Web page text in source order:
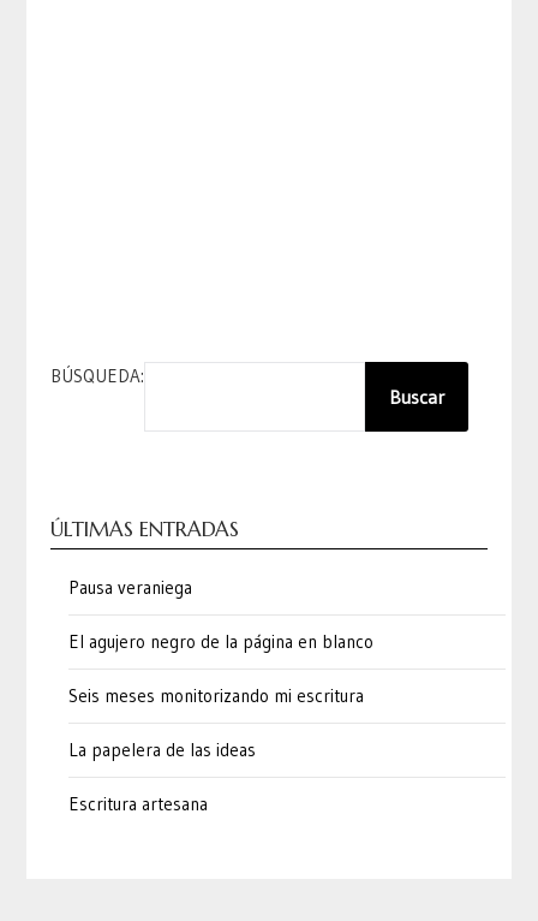
BÚSQUEDA:
Buscar
ÚLTIMAS ENTRADAS
Pausa veraniega
El agujero negro de la página en blanco
Seis meses monitorizando mi escritura
La papelera de las ideas
Escritura artesana